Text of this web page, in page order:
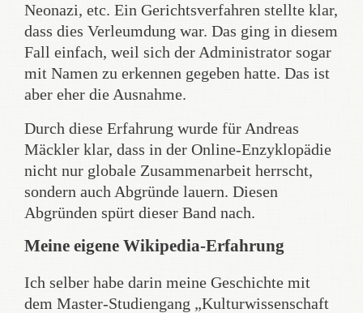
Neonazi, etc. Ein Gerichtsverfahren stellte klar,
dass dies Verleumdung war. Das ging in diesem
Fall einfach, weil sich der Administrator sogar
mit Namen zu erkennen gegeben hatte. Das ist
aber eher die Ausnahme.
Durch diese Erfahrung wurde für Andreas
Mäckler klar, dass in der Online-Enzyklopädie
nicht nur globale Zusammenarbeit herrscht,
sondern auch Abgründe lauern. Diesen
Abgründen spürt dieser Band nach.
Meine eigene Wikipedia-Erfahrung
Ich selber habe darin meine Geschichte mit
dem Master-Studiengang „Kulturwissenschaft